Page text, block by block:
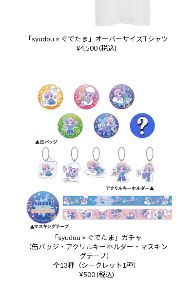
「syudou × ぐでたま」オーバーサイズTシャツ
¥4,500 (税込)
「syudou × ぐでたま」ガチャ
（缶バッジ・アクリルキーホルダー・マスキン
グテープ）
全13種（シークレット1種）
¥500 (税込)